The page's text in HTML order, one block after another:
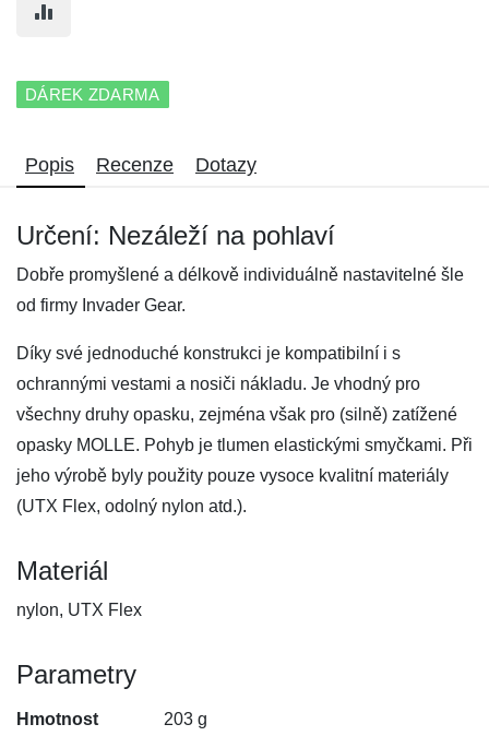
DÁREK ZDARMA
Popis Recenze Dotazy
Určení: Nezáleží na pohlaví
Dobře promyšlené a délkově individuálně nastavitelné šle
od firmy Invader Gear.
Díky své jednoduché konstrukci je kompatibilní i s
ochrannými vestami a nosiči nákladu. Je vhodný pro
všechny druhy opasku, zejména však pro (silně) zatížené
opasky MOLLE. Pohyb je tlumen elastickými smyčkami. Při
jeho výrobě byly použity pouze vysoce kvalitní materiály
(UTX Flex, odolný nylon atd.).
Materiál
nylon, UTX Flex
Parametry
Hmotnost 203 g